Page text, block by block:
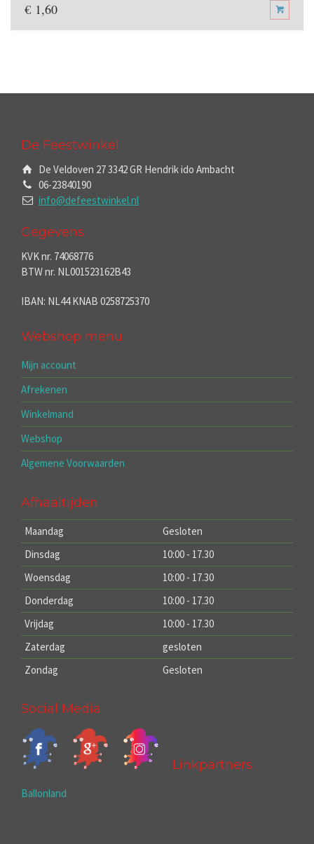
€ 1,60
De Feestwinkel
De Veldoven 27 3342 GR Hendrik ido Ambacht
06-23840190
info@defeestwinkel.nl
Gegevens
KVK nr. 74068776
BTW nr. NL001523162B43
IBAN: NL44 KNAB 0258725370
Webshop menu
Mijn account
Afrekenen
Winkelmand
Webshop
Algemene Voorwaarden
Afhaaltijden
Maandag
Gesloten
Dinsdag
10:00 - 17.30
Woensdag
10:00 - 17.30
Donderdag
10:00 - 17.30
Vrijdag
10:00 - 17.30
Zaterdag
gesloten
Zondag
Gesloten
Social Media
Linkpartners
Ballonland